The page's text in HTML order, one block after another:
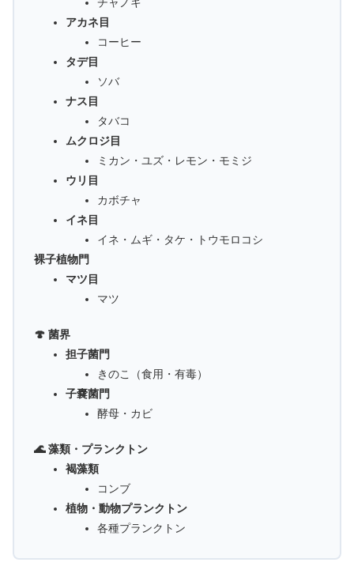
アカネ目
コーヒー
タデ目
ソバ
ナス目
タバコ
ムクロジ目
ミカン・ユズ・レモン・モミジ
ウリ目
カボチャ
イネ目
イネ・ムギ・タケ・トウモロコシ
裸子植物門
マツ目
マツ
🍄 菌界
担子菌門
きのこ（食用・有毒）
子嚢菌門
酵母・カビ
🌊 藻類・プランクトン
褐藻類
コンブ
植物・動物プランクトン
各種プランクトン